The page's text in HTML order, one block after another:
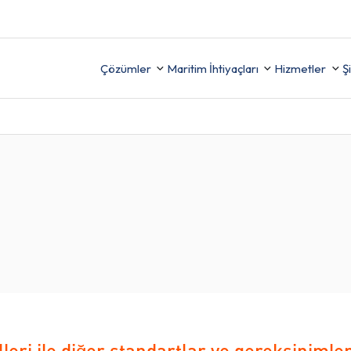
Çözümler Maritim İhtiyaçları Hizmetler